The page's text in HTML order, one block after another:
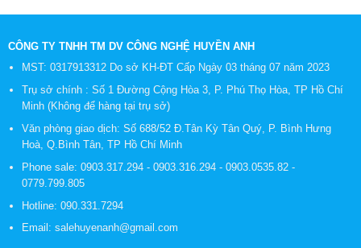
CÔNG TY TNHH TM DV CÔNG NGHỆ HUYỀN ANH
MST: 0317913312 Do sở KH-ĐT Cấp Ngày 03 tháng 07 năm 2023
Trụ sở chính : Số 1 Đường Cộng Hòa 3, P. Phú Thọ Hòa, TP Hồ Chí
Minh (Không để hàng tại trụ sở)
Văn phòng giao dịch: Số 688/52 Đ.Tân Kỳ Tân Quý, P. Bình Hưng
Hoà, Q.Bình Tân, TP Hồ Chí Minh
Phone sale: 0903.317.294 - 0903.316.294 - 0903.0535.82 -
0779.799.805
Hotline: 090.331.7294
Email: salehuyenanh@gmail.com